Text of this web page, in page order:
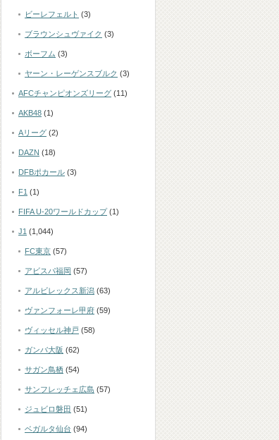
ビーレフェルト (3)
ブラウンシュヴァイク (3)
ボーフム (3)
ヤーン・レーゲンスブルク (3)
AFCチャンピオンズリーグ (11)
AKB48 (1)
Aリーグ (2)
DAZN (18)
DFBポカール (3)
F1 (1)
FIFA U-20ワールドカップ(1)
J1 (1,044)
FC東京 (57)
アビスパ福岡 (57)
アルビレックス新潟 (63)
ヴァンフォーレ甲府 (59)
ヴィッセル神戸 (58)
ガンバ大阪 (62)
サガン鳥栖 (54)
サンフレッチェ広島 (57)
ジュビロ磐田 (51)
ベガルタ仙台 (94)